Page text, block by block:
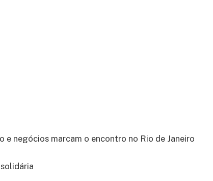
negócios marcam o encontro no Rio de Janeiro